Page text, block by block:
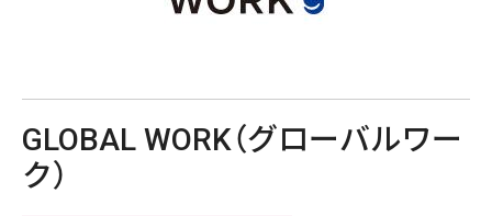
GLOBAL WORK（グローバルワー
ク）